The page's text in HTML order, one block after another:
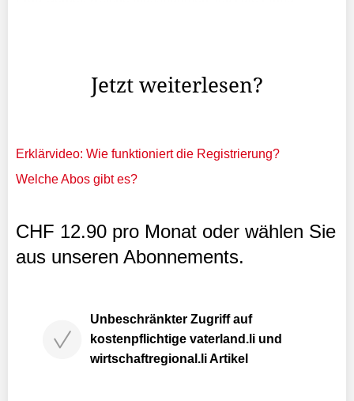
Jetzt weiterlesen?
Erklärvideo: Wie funktioniert die Registrierung?
Welche Abos gibt es?
CHF 12.90 pro Monat oder wählen Sie
aus unseren Abonnements.
Unbeschränkter Zugriff auf
kostenpflichtige vaterland.li und
wirtschaftregional.li Artikel